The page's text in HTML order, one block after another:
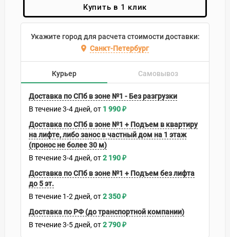
Купить в 1 клик
Укажите город для расчета стоимости доставки:
Санкт-Петербург
Курьер Самовывоз
Доставка по СПб в зоне №1 - Без разгрузки
В течение3-4 дней 1 990₽
Доставка по СПб в зоне №1 + Подъем в квартиру
на лифте, либо занос в частный дом на 1 этаж
(пронос не более 30 м)
В течение3-4 дней 2 190₽
Доставка по СПб в зоне №1 + Подъем без лифта
до 5 эт.
В течение 1-2 дней 2 350₽
Доставка по РФ (до транспортной компании)
В течение3-5 дней 2 790₽